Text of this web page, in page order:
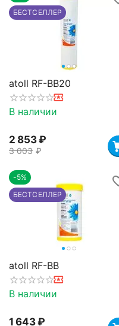
БЕСТСЕЛЛЕР
atoll RF-BB20
В наличии
2 853 ₽
3 003 ₽
-5%
БЕСТСЕЛЛЕР
atoll RF-BB
В наличии
1 643 ₽